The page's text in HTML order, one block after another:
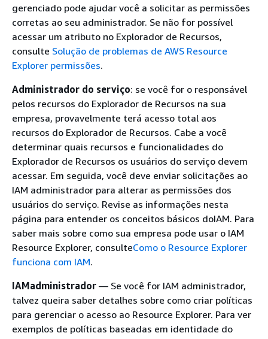
gerenciado pode ajudar você a solicitar as permissões
corretas ao seu administrador. Se não for possível
acessar um atributo no Explorador de Recursos,
consulte Solução de problemas de AWS Resource
Explorer permissões.
Administrador do serviço: se você for o responsável
pelos recursos do Explorador de Recursos na sua
empresa, provavelmente terá acesso total aos
recursos do Explorador de Recursos. Cabe a você
determinar quais recursos e funcionalidades do
Explorador de Recursos os usuários do serviço devem
acessar. Em seguida, você deve enviar solicitações ao
IAM administrador para alterar as permissões dos
usuários do serviço. Revise as informações nesta
página para entender os conceitos básicos doIAM. Para
saber mais sobre como sua empresa pode usar o IAM
Resource Explorer, consulteComo o Resource Explorer
funciona com IAM.
IAMadministrador — Se você for IAM administrador,
talvez queira saber detalhes sobre como criar políticas
para gerenciar o acesso ao Resource Explorer. Para ver
exemplos de políticas baseadas em identidade do